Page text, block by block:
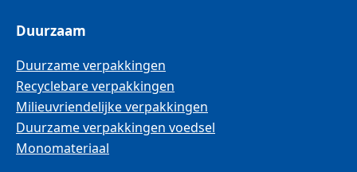
Duurzaam
Duurzame verpakkingen
Recyclebare verpakkingen
Milieuvriendelijke verpakkingen
Duurzame verpakkingen voedsel
Monomateriaal